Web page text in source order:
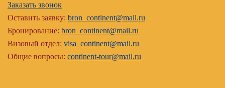
Заказать звонок
Оставить заявку: bron_continent@mail.ru
Бронирование: bron_continent@mail.ru
Визовый отдел: visa_continent@mail.ru
Общие вопросы: continent-tour@mail.ru